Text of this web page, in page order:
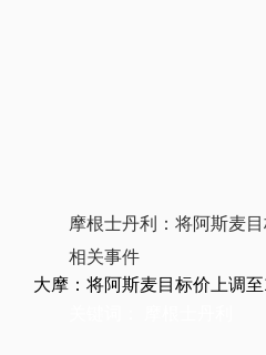
摩根士丹利：将阿斯麦
相关事件
大摩：将阿斯麦目标价上调